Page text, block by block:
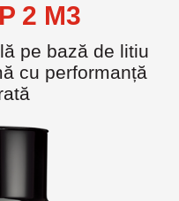
2 M3
pe bază de litiu
cu performanță